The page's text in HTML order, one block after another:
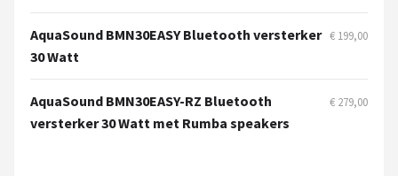
Dali
Ultimea
Carlinkit
AquaSound BMN30EASY Bluetooth versterker
30 Watt
€ 199,00
AquaSound BMN30EASY-RZ Bluetooth
versterker 30 Watt met Rumba speakers
€ 279,00